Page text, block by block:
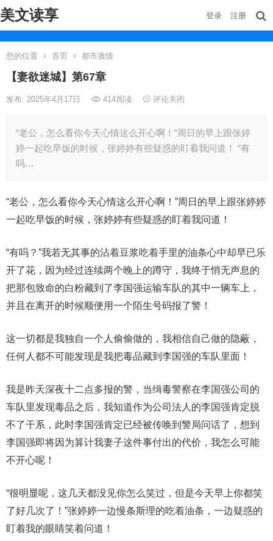
美文读享 登录 注册
您的位置 首页 都市激情
【妻欲迷城】第67章
发布: 2025年4月17日 414阅读 评论关闭
“老公，怎么看你今天心情这么开心啊！”周日的早上跟张婷
婷一起吃早饭的时候，张婷婷有些疑惑的盯着我问道！ “有
吗…
“老公，怎么看你今天心情这么开心啊！”周日的早上跟张婷婷
一起吃早饭的时候，张婷婷有些疑惑的盯着我问道！
“有吗？”我若无其事的沾着豆浆吃着手里的油条心中却早已乐
开了花，因为经过连续两个晚上的蹲守，我终于悄无声息的
把那包致命的白粉藏到了李国强运输车队的其中一辆车上，
并且在离开的时候顺便用一个陌生号码报了警！
这一切都是我独自一个人偷偷做的，我相信自己做的隐蔽，
任何人都不可能发现是我把毒品藏到李国强的车队里面！
我是昨天深夜十二点多报的警，当缉毒警察在李国强公司的
车队里发现毒品之后，我知道作为公司法人的李国强肯定脱
不了干系，此时李国强肯定已经被传唤到警局问话了，想到
李国强即将因为算计我妻子这件事付出的代价，我怎么可能
不开心呢！
“很明显呢，这几天都没见你怎么笑过，但是今天早上你都笑
了好几次了！”张婷婷一边慢条斯理的吃着油条，一边疑惑的
盯着我的眼睛笑着问道！